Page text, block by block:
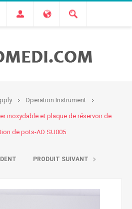
Operation Instrument
inoxydable et plaque de réservoir de
de pots-AO SU005
PRODUIT SUIVANT